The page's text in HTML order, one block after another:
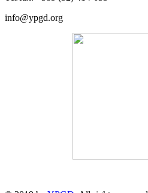
info@ypgd.org